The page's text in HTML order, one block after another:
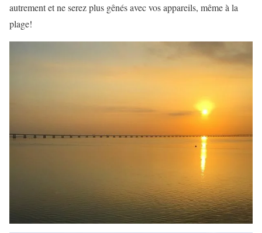
autrement et ne serez plus gênés avec vos appareils, même à la
plage!